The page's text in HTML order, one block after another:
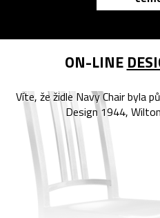
ON-LINE
Víte, že židle Navy Chair byla
Design 1944,